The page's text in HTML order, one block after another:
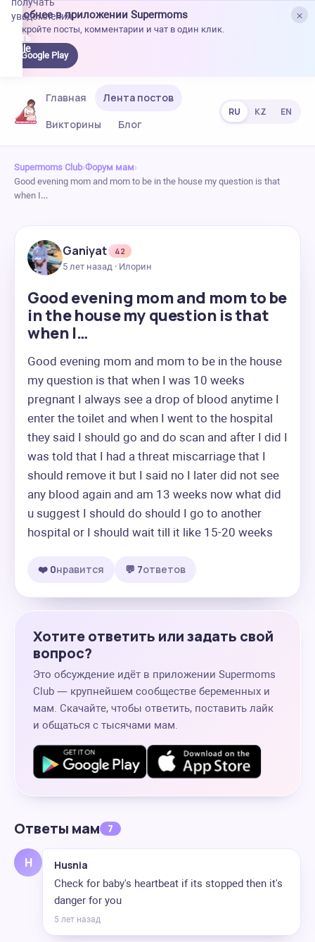
×
Удобнее в приложении Supermoms
Откройте посты, комментарии и чат в один клик.
Google Play
уведомления.
Главная
Лента постов
Викторины
Блог
RU KZ EN
Supermoms Club›Форум мам›
Good evening mom and mom to be in the house my question is that
when I…
Ganiyat
42
5 лет назад · Илорин
Good evening mom and mom to be
in the house my question is that
when I…
Good evening mom and mom to be in the house
my question is that when I was 10 weeks
pregnant I always see a drop of blood anytime I
enter the toilet and when I went to the hospital
they said I should go and do scan and after I did I
was told that I had a threat miscarriage that I
should remove it but I said no I later did not see
any blood again and am 13 weeks now what did
u suggest I should do should I go to another
hospital or I should wait till it like 15-20 weeks
❤️ 0нравится 💬 7ответов
Хотите ответить или задать свой
вопрос?
Это обсуждение идёт в приложении Supermoms
Club — крупнейшем сообществе беременных и
мам. Скачайте, чтобы ответить, поставить лайк
и общаться с тысячами мам.
Ответы мам 7
H Husnia
Check for baby's heartbeat if its stopped then it's
danger for you
5 лет назад